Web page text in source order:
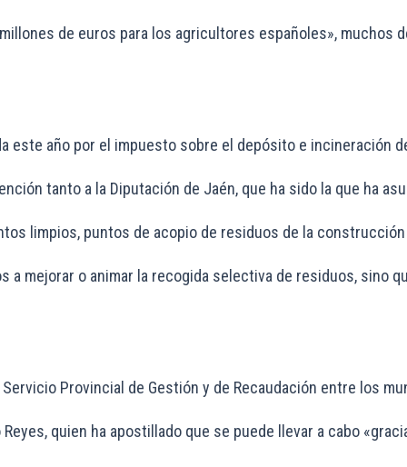
de euros para los agricultores españoles»,
año por el impuesto sobre el depósito e incineración
tanto a la Diputación de Jaén, que ha sido la que ha
limpios, puntos de acopio de residuos de la
mejorar o animar la recogida selectiva de residuos, sino
Provincial de Gestión y de Recaudación entre los
quien ha apostillado que se puede llevar a cabo